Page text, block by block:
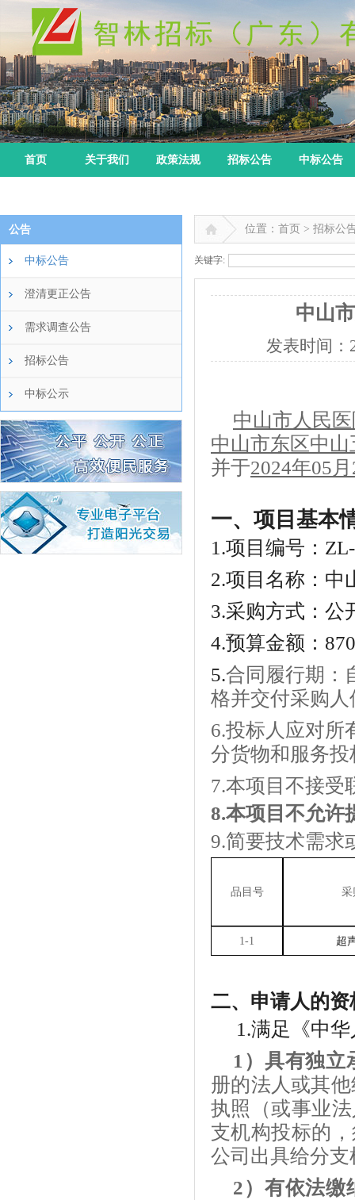
首页 关于我们 政策法规 招标公告 中标公告
公告
中标公告
澄清更正公告
需求调查公告
招标公告
中标公示
位置：首页 > 招标公
关键字:
中山
发表时间：
中山市人民
中山市东区中山
并于2024年05 月
一、 项目基本
1.项目编号：
2.项目名称： 中
3.采购方式：公
4.预算金额：
5.合同履行期 ：
格并交付采购人
6.投标人 应对所
分货物和服务投
7.本项目 不接受
8.本项目不允许
9.简要技术需求
品目号 采
1-1 超
二、申请人的资
1.满足《中
1）具有独立
册的法人或其
执照（或事业
支机构投标的
公司出具给分
2）有依法缴